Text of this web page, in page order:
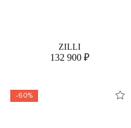
ZILLI
132 900 ₽
-60%